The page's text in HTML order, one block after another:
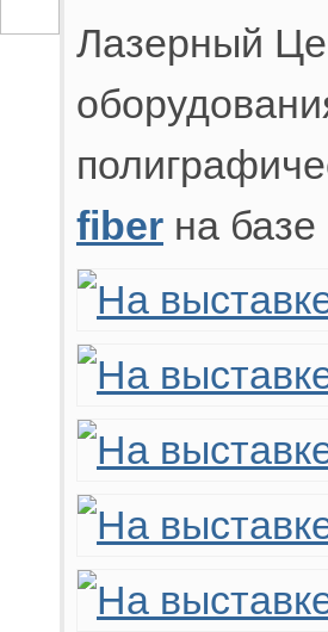
Лазерный
fiber на